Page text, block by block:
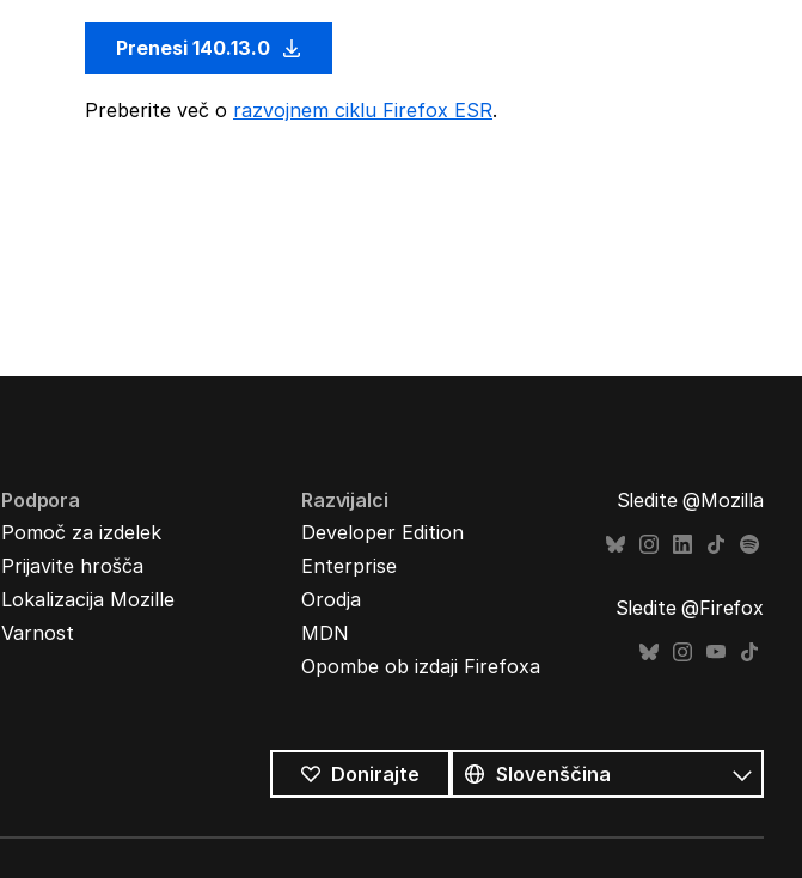
Prenesi 140.13.0
Preberite več o razvojnem ciklu Firefox ESR.
Podpora
Pomoč za izdelek
Prijavite hrošča
Lokalizacija Mozille
Varnost
Razvijalci
Developer Edition
Enterprise
Orodja
MDN
Opombe ob izdaji Firefoxa
Sledite @Mozilla
Sledite @Firefox
Donirajte
jeziki
Jezik